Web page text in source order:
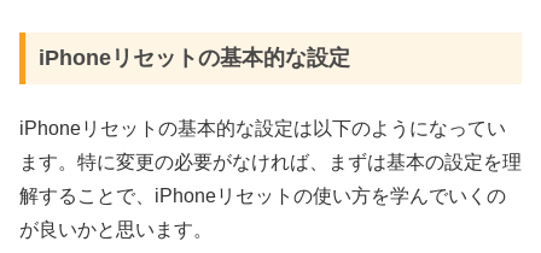
iPhoneリセットの基本的な設定
iPhoneリセットの基本的な設定は以下のようになってい
ます。特に変更の必要がなければ、まずは基本の設定を理
解することで、iPhoneリセットの使い方を学んでいくの
が良いかと思います。